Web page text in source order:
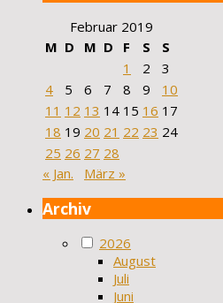
Februar 2019
M D M D F S
S
1
2
3
4
5 6 7 8 9
10
11 12 13 14 15 16 17
18 19 20 21 22 23 24
25 26 27 28
« Jan.
März »
Archiv
2026
August
Juli
Juni